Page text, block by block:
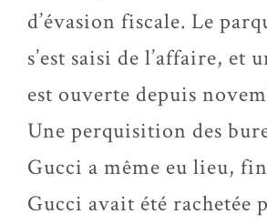
d’évasion fiscale. Le
s’est saisi de l’affaire, et
est ouverte depuis
Une perquisition des
Gucci a même eu lieu,
Gucci avait été rachetée